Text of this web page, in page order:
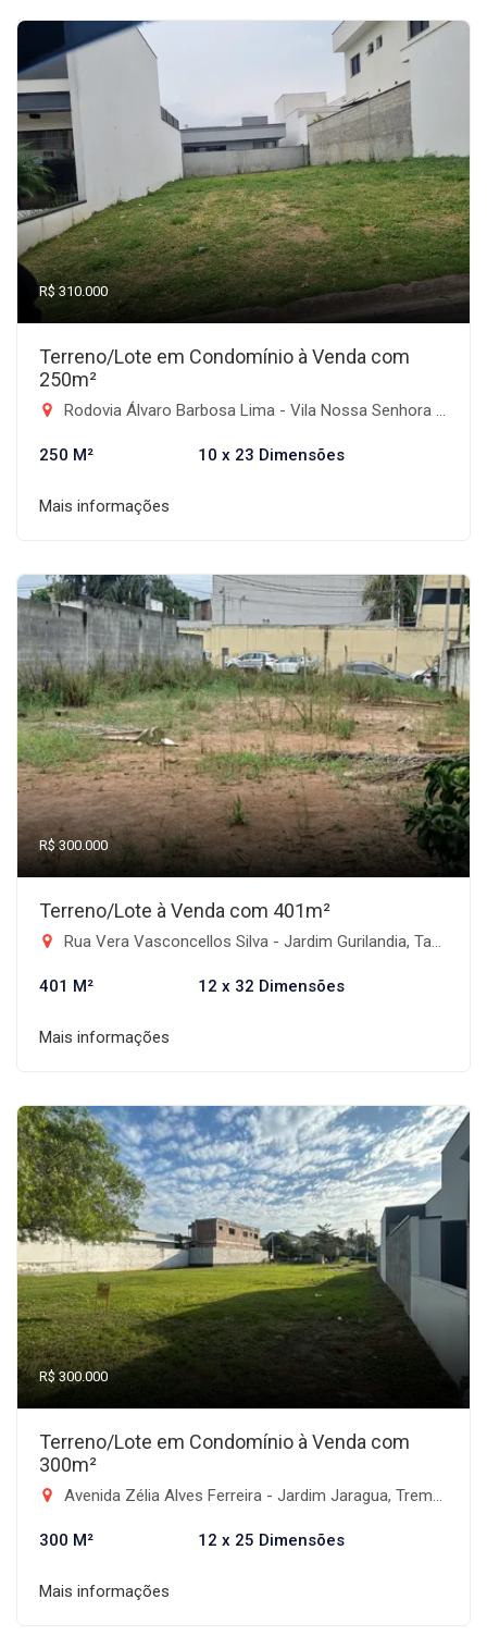
R$ 310.000
Terreno/Lote em Condomínio à Venda com
250m²
Rodovia Álvaro Barbosa Lima - Vila Nossa Senhora Auxiliadora, Tremembé-SP
250 M² 10 x 23 Dimensões
Mais informações
R$ 300.000
Terreno/Lote à Venda com 401m²
Rua Vera Vasconcellos Silva - Jardim Gurilandia, Taubaté-SP
401 M² 12 x 32 Dimensões
Mais informações
R$ 300.000
Terreno/Lote em Condomínio à Venda com
300m²
Avenida Zélia Alves Ferreira - Jardim Jaragua, Tremembé-SP
300 M² 12 x 25 Dimensões
Mais informações